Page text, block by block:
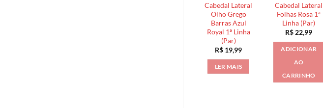
Cabedal Lateral
Olho Grego
Barras Azul
Royal 1ª Linha
(Par)
R$ 19,99
LER MAIS
Cabedal Lateral
Folhas Rosa 1ª
Linha (Par)
R$ 22,99
ADICIONAR
AO
CARRINHO